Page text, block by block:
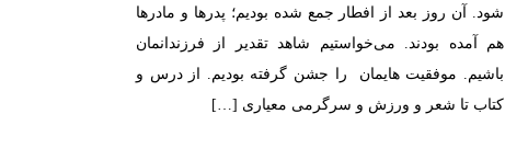
شود. آن روز بعد از افطار جمع شده بودیم؛ پدرها و مادرها
هم آمده بودند. می‌خواستیم شاهد تقدیر از فرزندانمان
باشیم. موفقیت هایمان را جشن گرفته بودیم. از درس و
کتاب تا شعر و ورزش و سرگرمی معیاری […]